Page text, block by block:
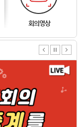
회의영상